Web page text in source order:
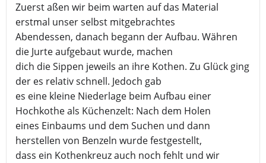
Zuerst aßen wir beim warten auf das Material
erstmal unser selbst mitgebrachtes
Abendessen, danach begann der Aufbau. Währen
die Jurte aufgebaut wurde, machen
dich die Sippen jeweils an ihre Kothen. Zu Glück ging
der es relativ schnell. Jedoch gab
es eine kleine Niederlage beim Aufbau einer
Hochkothe als Küchenzelt: Nach dem Holen
eines Einbaums und dem Suchen und dann
herstellen von Benzeln wurde festgestellt,
dass ein Kothenkreuz auch noch fehlt und wir